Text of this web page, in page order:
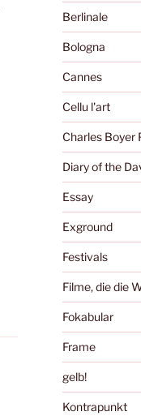
Berlinale
Bologna
Cannes
Cellu l'art
Charles Boyer
Diary of the
Essay
Exground
Festivals
Filme, die die
Fokabular
Frame
gelb!
Kontrapunkt